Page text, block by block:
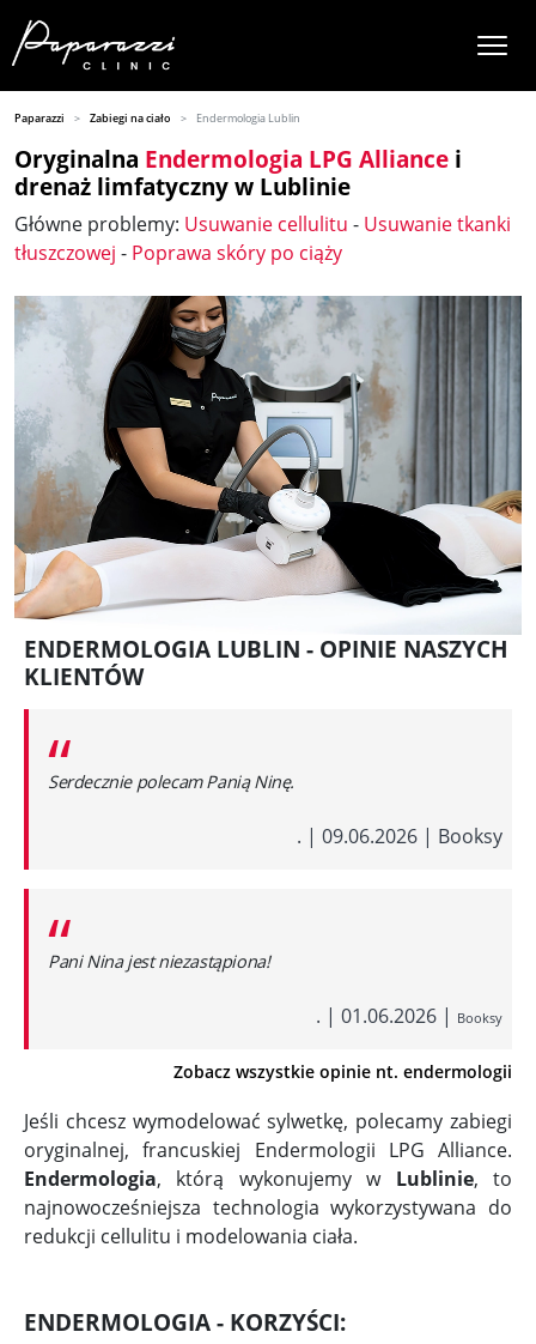
Paparazzi Zabiegi na ciało Endermologia Lublin
Oryginalna Endermologia LPG Alliance i
drenaż limfatyczny w Lublinie
Główne problemy: Usuwanie cellulitu - Usuwanie tkanki
tłuszczowej - Poprawa skóry po ciąży
ENDERMOLOGIA LUBLIN - OPINIE NASZYCH
KLIENTÓW
“
Serdecznie polecam Panią Ninę.
. | 09.06.2026 | Booksy
“
Pani Nina jest niezastąpiona!
. | 01.06.2026 | Booksy
Zobacz wszystkie opinie nt. endermologii
Jeśli chcesz wymodelować sylwetkę, polecamy zabiegi
oryginalnej, francuskiej Endermologii LPG Alliance.
Endermologia, którą wykonujemy w Lublinie, to
najnowocześniejsza technologia wykorzystywana do
redukcji cellulitu i modelowania ciała.
ENDERMOLOGIA - KORZYŚCI: